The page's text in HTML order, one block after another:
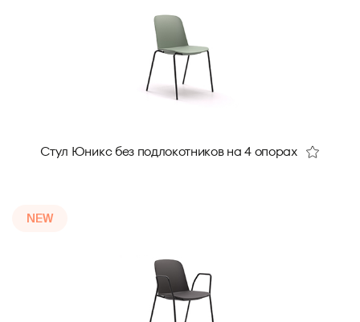
Стул Юникс без подлокотников на 4 опорах
NEW